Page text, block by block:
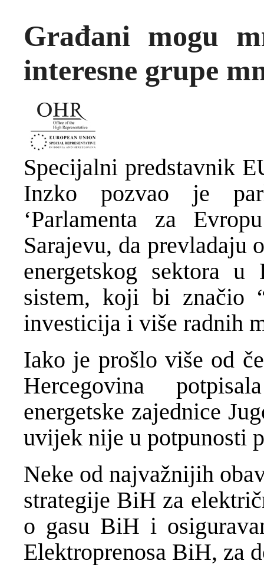
Građani mogu
interesne grupe
Specijalni predstavnik
Inzko pozvao je
‘Parlamenta za
Sarajevu, da prevladaju
energetskog sektora
sistem, koji bi značio
investicija i više radnih
Iako je prošlo više od
Hercegovina
energetske zajednice
uvijek nije u potpunosti
Neke od najvažnijih
strategije BiH za
o gasu BiH i
Elektroprenosa BiH, za